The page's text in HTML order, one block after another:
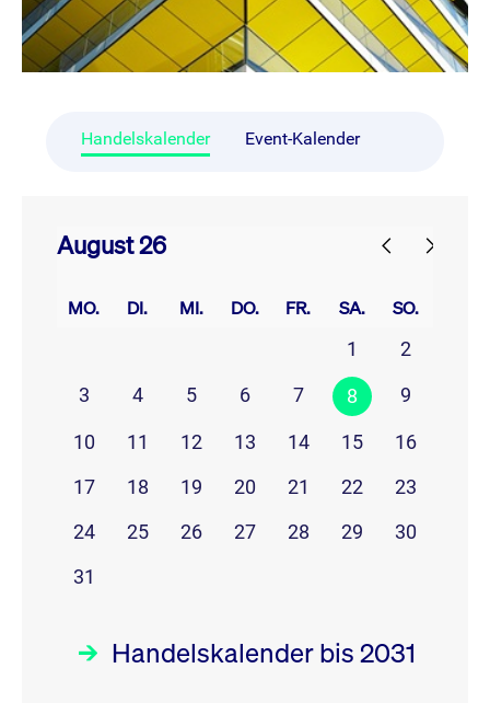
Handelskalender Event-Kalender
August 26
MO. DI. MI. DO. FR. SA. SO.
1
2
3
4 5 6 7 8 9
10 11 12 13 14 15
16
17
18 19 20 21 22
23
24
25 26 27 28 29
30
31
Handelskalender bis 2031